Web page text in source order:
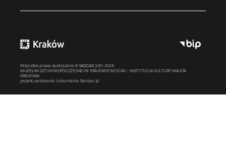
Wszystkie prawa zastrzeżone © MOCAK 2011-2026
MUZEUM SZTUKI WSPÓŁCZESNEJ W KRAKOWIE MOCAK – INSTYTUCJA KULTURY MIASTA
KRAKOWA
projekt, wykonanie i utrzymanie: Bonjour.pl